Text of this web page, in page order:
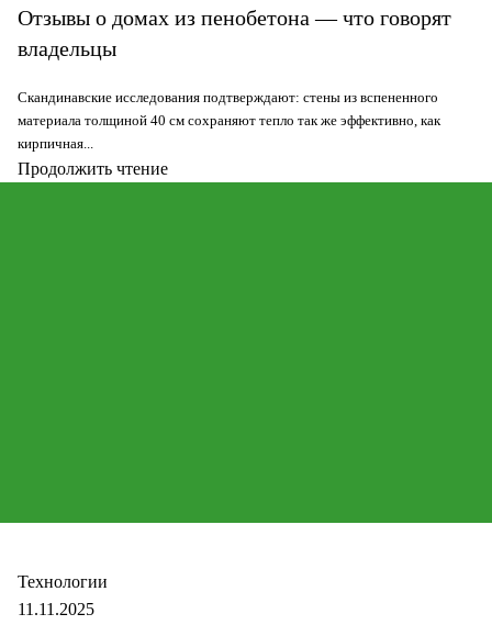
Отзывы о домах из пенобетона — что говорят
владельцы
Скандинавские исследования подтверждают: стены из вспененного
материала толщиной 40 см сохраняют тепло так же эффективно, как
кирпичная...
Продолжить чтение
Технологии
11.11.2025